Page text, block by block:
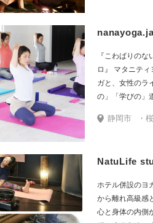
ヨガを体験し
分。
『こわばりの
ロ』 マタニテ
ガと、女性のラ
の」「学びの」
静岡市 ・桜橋
NatuLife
ホテル併設のヨ
から離れ高級感
心と身体の内側